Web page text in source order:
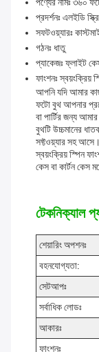
পণ্যের নামঃ ৩৬০
প্রদর্শনঃ এলইডি
সফটওয়্যারঃ
গঠনঃ ধাতু
প্যাকেজঃ ফ্লাইট
ফাংশনঃ স্বয়ংক্রিয়
আপনি যদি আমার
ফটো বুথ আপনার
বা পার্টির জন্য
বুথটি উচ্চমানের
সফ্টওয়্যার সহ
স্বয়ংক্রিয় স্পিন
কেস বা কার্টন কেস
টেকনিক্যাল
শেয়ারিং অপশনঃ
বহনযোগ্যতা:
সেটআপঃ
সর্বাধিক লোডঃ
আকারঃ
ফাংশনঃ